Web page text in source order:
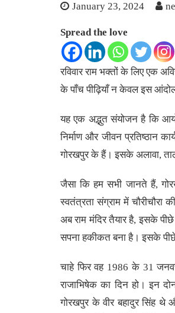
January 23, 2024
Spread the love
रविवार राम भक्तों के लिए एक
के पाँच पीढ़ियाँ न केवल इस
यह एक अद्भुत संयोजन है कि
निर्माण और जीवन प्रतिष्ठान
गोरखपुर के हैं। इसके अलावा,
जैसा कि हम सभी जानते हैं,
स्वतंत्रता संग्राम में चौरीचौरा
अब राम मंदिर तैयार है, इसके
सपना हकीकत बना है। इसके पीछे
चाहे फिर वह 1986 के 31
राजाभिषेक का दिन हो। इन
गोरखपुर के वीर बहादुर सिंह